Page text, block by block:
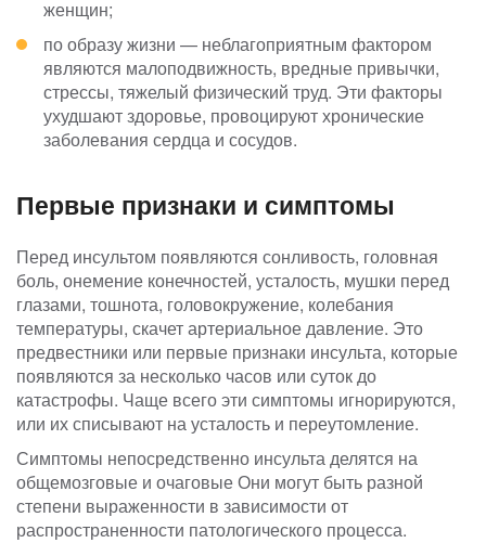
женщин;
по образу жизни — неблагоприятным фактором
являются малоподвижность, вредные привычки,
стрессы, тяжелый физический труд. Эти факторы
ухудшают здоровье, провоцируют хронические
заболевания сердца и сосудов.
Первые признаки и симптомы
Перед инсультом появляются сонливость, головная
боль, онемение конечностей, усталость, мушки перед
глазами, тошнота, головокружение, колебания
температуры, скачет артериальное давление. Это
предвестники или первые признаки инсульта, которые
появляются за несколько часов или суток до
катастрофы. Чаще всего эти симптомы игнорируются,
или их списывают на усталость и переутомление.
Симптомы непосредственно инсульта делятся на
общемозговые и очаговые Они могут быть разной
степени выраженности в зависимости от
распространенности патологического процесса.